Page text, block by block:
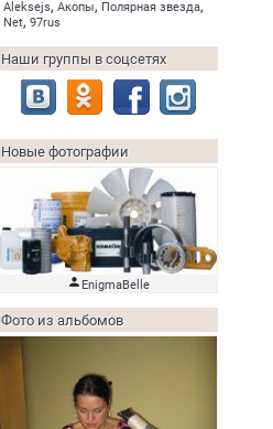
Aleksejs, Акопы, Полярная звезда,
Net, 97rus
Наши группы в соцсетях
Новые фотографии
 EnigmaBelle
Фото из альбомов